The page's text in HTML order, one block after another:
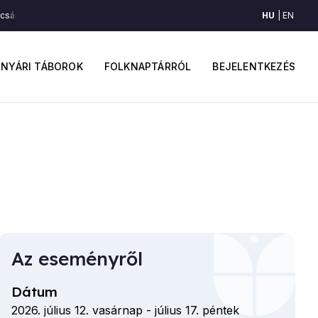
fiók
menüje
BEJELENTKEZÉS
NYÁRI TÁBOROK FOLKNAPTÁRRÓL
(Szék, Észak-Mezőség) Lassú és csárdás (Szék, Észak-Mezőség)
HU EN
Az eseményről
Dátum
2026. július 12. vasárnap - július 17. péntek